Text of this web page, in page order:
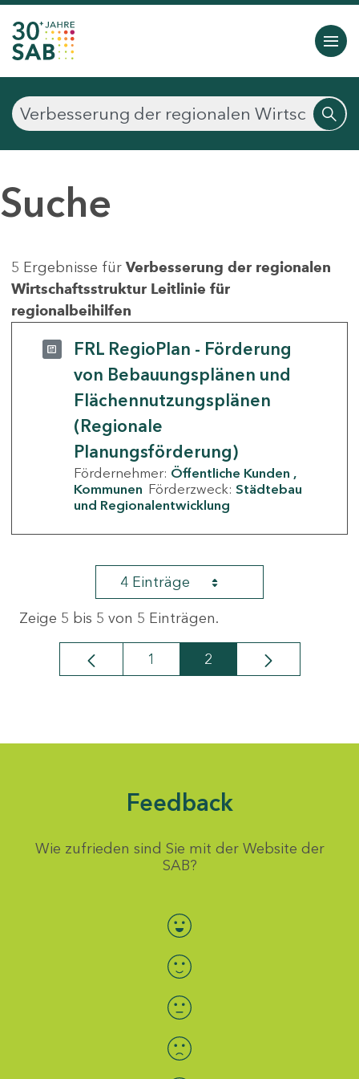
Suche
5 Ergebnisse für Verbesserung der regionalen
Wirtschaftsstruktur Leitlinie für
regionalbeihilfen
FRL RegioPlan - Förderung
von Bebauungsplänen und
Flächennutzungsplänen
(Regionale
Planungsförderung)
Fördernehmer: Öffentliche Kunden
Kommunen Förderzweck: Städtebau
und Regionalentwicklung
4 Einträge
Zeige 5 bis 5 von 5 Einträgen.
Seite
1 Seite
2
Feedback
Wie zufrieden sind Sie mit der Website der
SAB?
Bewertung auswählen